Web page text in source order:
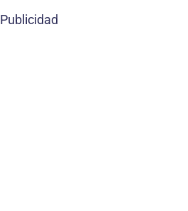
Publicidad